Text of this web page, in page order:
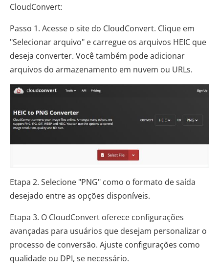
CloudConvert:
Passo 1. Acesse o site do CloudConvert. Clique em
"Selecionar arquivo" e carregue os arquivos HEIC que
deseja converter. Você também pode adicionar
arquivos do armazenamento em nuvem ou URLs.
Etapa 2. Selecione "PNG" como o formato de saída
desejado entre as opções disponíveis.
Etapa 3. O CloudConvert oferece configurações
avançadas para usuários que desejam personalizar o
processo de conversão. Ajuste configurações como
qualidade ou DPI, se necessário.